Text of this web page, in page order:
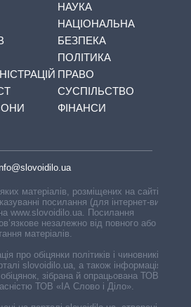
НАУКА
НАЦІОНАЛЬНА
БЕЗПЕКА
ПОЛІТИКА
ПРАВО
СУСПІЛЬСТВО
ФІНАНСИ
матеріалів, розміщених на сайті,
посилання (для інтернет-видань
www.slovoidilo.ua. Посилання
незалежно від повного або
матеріалів.
про обіцянки політиків і чиновників,
slovoidilo.ua, а також інформація про
зібрана й опрацьована ТОВ «ІА
ТОВ «ІА Слово і Діло».